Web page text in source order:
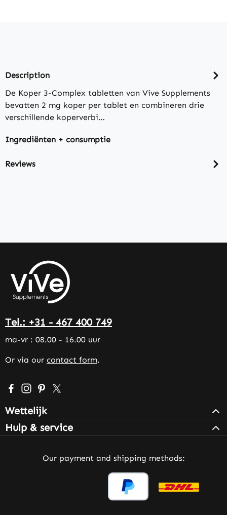
Description
De Koper 3-Complex tabletten van Vive Supplements
bevatten 2 mg koper per tablet en combineren drie
verschillende koperverbi…
Ingrediënten + consumptie
Reviews
Tel.: +31 - 467 400 749
ma-vr : 08.00 - 16.00 uur
Or via our contact form.
Visit us on Facebook – opens in a new browser tab
Check us out on Instagram – opens in a new
Get inspired on Pinterest – opens in a new
Follow us on X – opens in a new browser
Wettelijk
Hulp & service
Our payment and shipping methods: